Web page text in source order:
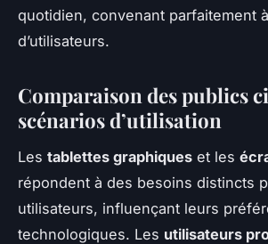
quotidien, convenant parfaitement
d’utilisateurs.
Comparaison des publics
scénarios d’utilisation
Les tablettes graphiques et les
répondent à des besoins distincts
utilisateurs, influençant leurs
technologiques. Les utilisateurs